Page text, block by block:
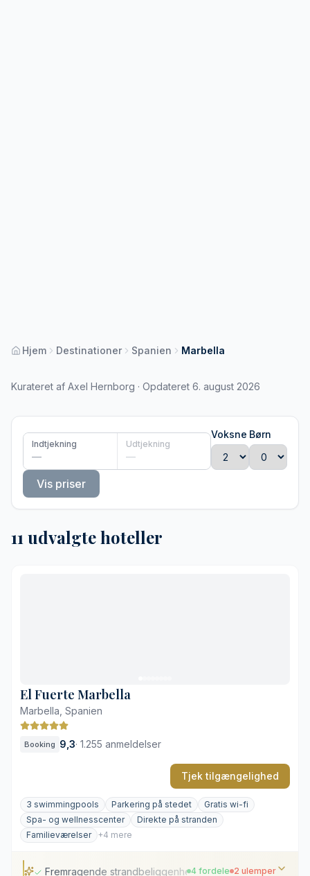
Hjem Destinationer Spanien Marbella
Kurateret af Axel Hernborg · Opdateret 6. august 2026
Indtjekning
—
Udtjekning
—
Voksne Børn
Vis priser
11 udvalgte hoteller
El Fuerte Marbella
Marbella, Spanien
Booking 9,3· 1.255 anmeldelser
Tjek tilgængelighed
3 swimmingpools Parkering på stedet
Gratis wi-fi
Spa- og wellnesscenter
Direkte på stranden
Familieværelser
+4 mere
Fremragende strandbeliggenhed i centrum
4 fordele 2 ulemper